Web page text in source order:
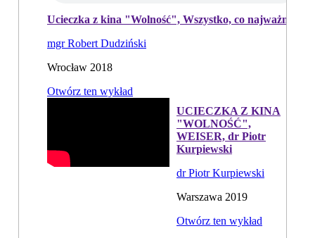
Ucieczka z kina "Wolność", Wszystko, co najważniejsze
mgr Robert Dudziński
Wrocław 2018
Otwórz ten wykład
UCIECZKA Z KINA
"WOLNOŚĆ",
WEISER, dr Piotr
Kurpiewski
dr Piotr Kurpiewski
Warszawa 2019
Otwórz ten wykład